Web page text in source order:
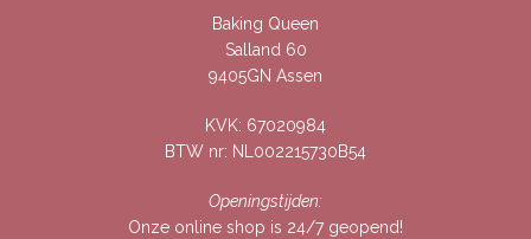
Baking Queen
Salland 60
9405GN Assen
KVK: 67020984
BTW nr: NL002215730B54
Openingstijden:
Onze online shop is 24/7 geopend!